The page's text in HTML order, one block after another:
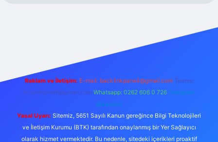
Reklam ve İletişim: E-mail: backlinkpaneli@gmail.com Teams:
forumhizmeti@gmail.com Whatsapp: 0262 606 0 726 Telegram:
@karabul
Yasal Uyarı: Sitemiz, 5651 Sayılı Kanun gereğince Bilgi Teknolojileri
ve İletişim Kurumu (BTK) tarafından onaylanmış bir Yer Sağlayıcı
olarak hizmet vermektedir. Bu nedenle, sitedeki içerikleri proaktif